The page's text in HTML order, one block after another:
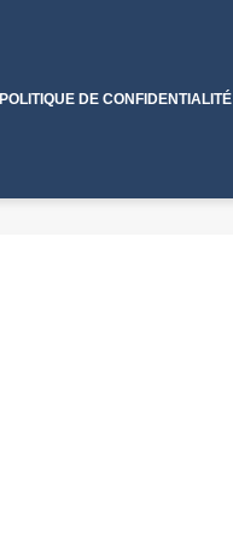
POLITIQUE DE CONFIDENTIALITÉ